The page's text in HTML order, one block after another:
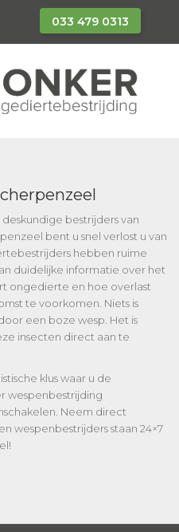
033 479 0313
bestrijders van
bent u snel verlost u van
hebben ruime
duidelijke informatie over het
ongedierte en hoe overlast
te voorkomen. Niets is
een boze wesp. Het is
insecten direct aan te
klus waar u de
wespenbestrijding
Neem direct
wespenbestrijders staan 24×7